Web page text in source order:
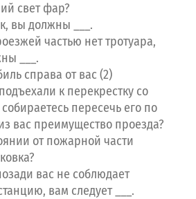
свет фар?
вы должны ___.
частью нет тротуара,
___.
справа от вас (2)
к перекрестку со
пересечь его по
вас преимущество проезда?
от пожарной части
вас не соблюдает
вам следует ___.